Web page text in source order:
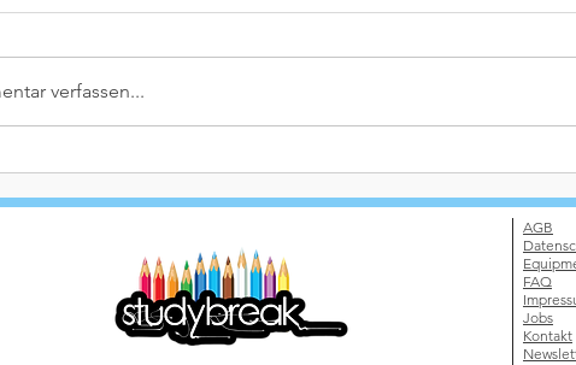
verfassen...
AGB
FAQ
Jobs
Kontakt